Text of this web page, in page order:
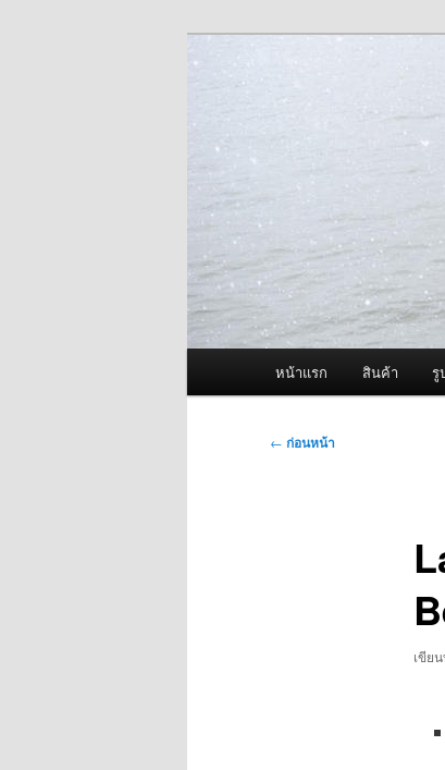
ผู้นำเข้าเค
Fogger
หน้าแรก สินค้า รู
เมนู
← ก่อนหน้า
เขีย